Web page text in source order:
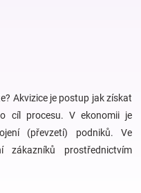
Akvizice je postup jak získat
cíl procesu. V ekonomii je
(převzetí) podniků. Ve
prostřednictvím